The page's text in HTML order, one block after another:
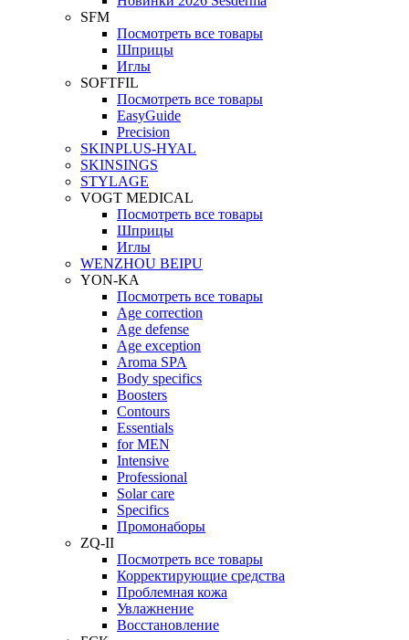
SFM
Посмотреть все товары
Шприцы
Иглы
SOFTFIL
Посмотреть все товары
EasyGuide
Precision
SKINPLUS-HYAL
SKINSINGS
STYLAGE
VOGT MEDICAL
Посмотреть все товары
Шприцы
Иглы
WENZHOU BEIPU
YON-KA
Посмотреть все товары
Age correction
Age defense
Age exception
Aroma SPA
Body specifics
Boosters
Contours
Essentials
for MEN
Intensive
Professional
Solar care
Specifics
Промонаборы
ZQ-II
Посмотреть все товары
Корректирующие средства
Проблемная кожа
Увлажнение
Восстановление